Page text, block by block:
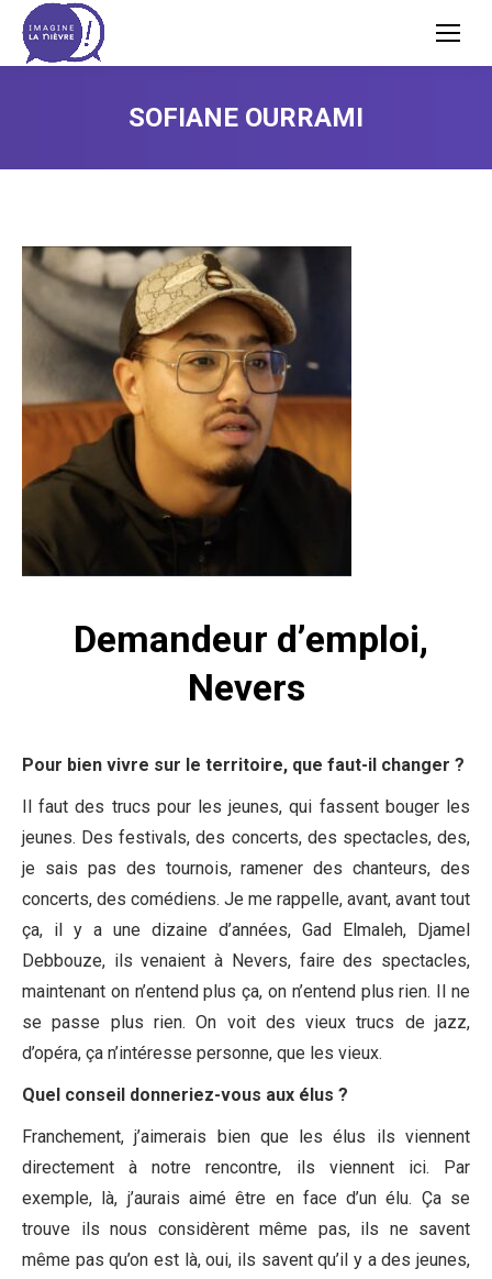
SOFIANE OURRAMI
Demandeur d’emploi,
Nevers
Pour bien vivre sur le territoire, que faut-il changer ?
Il faut des trucs pour les jeunes, qui fassent bouger les
jeunes. Des festivals, des concerts, des spectacles, des,
je sais pas des tournois, ramener des chanteurs, des
concerts, des comédiens. Je me rappelle, avant, avant tout
ça, il y a une dizaine d’années, Gad Elmaleh, Djamel
Debbouze, ils venaient à Nevers, faire des spectacles,
maintenant on n’entend plus ça, on n’entend plus rien. Il ne
se passe plus rien. On voit des vieux trucs de jazz,
d’opéra, ça n’intéresse personne, que les vieux.
Quel conseil donneriez-vous aux élus ?
Franchement, j’aimerais bien que les élus ils viennent
directement à notre rencontre, ils viennent ici. Par
exemple, là, j’aurais aimé être en face d’un élu. Ça se
trouve ils nous considèrent même pas, ils ne savent
même pas qu’on est là, oui, ils savent qu’il y a des jeunes,